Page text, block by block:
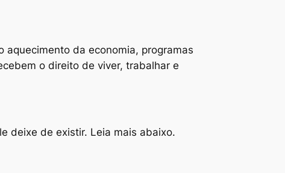
da economia, programas
o direito de viver, trabalhar e
deixe de existir. Leia mais abaixo.